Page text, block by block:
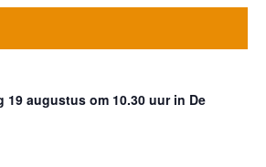
19 augustus om 10.30 uur in De